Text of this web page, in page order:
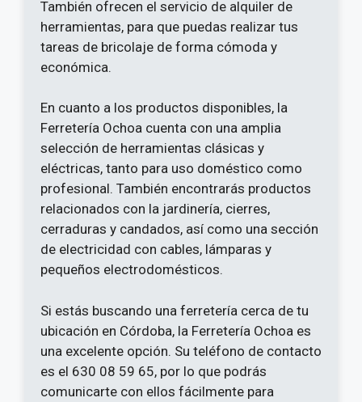
También ofrecen el servicio de alquiler de
herramientas, para que puedas realizar tus
tareas de bricolaje de forma cómoda y
económica.
En cuanto a los productos disponibles, la
Ferretería Ochoa cuenta con una amplia
selección de herramientas clásicas y
eléctricas, tanto para uso doméstico como
profesional. También encontrarás productos
relacionados con la jardinería, cierres,
cerraduras y candados, así como una sección
de electricidad con cables, lámparas y
pequeños electrodomésticos.
Si estás buscando una ferretería cerca de tu
ubicación en Córdoba, la Ferretería Ochoa es
una excelente opción. Su teléfono de contacto
es el 630 08 59 65, por lo que podrás
comunicarte con ellos fácilmente para